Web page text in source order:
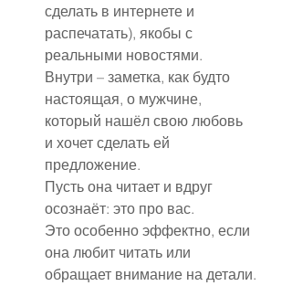
сделать в интернете и
распечатать), якобы с
реальными новостями.
Внутри – заметка, как будто
настоящая, о мужчине,
который нашёл свою любовь
и хочет сделать ей
предложение.
Пусть она читает и вдруг
осознаёт: это про вас.
Это особенно эффектно, если
она любит читать или
обращает внимание на детали.